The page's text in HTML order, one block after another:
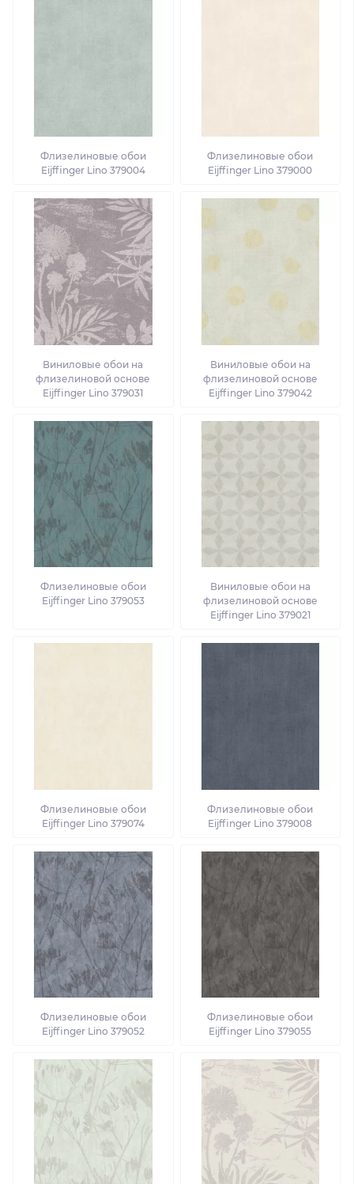
Флизелиновые обои
Eijffinger Lino 379004
Флизелиновые обои
Eijffinger Lino 379000
Виниловые обои на
флизелиновой основе
Eijffinger Lino 379031
Виниловые обои на
флизелиновой основе
Eijffinger Lino 379042
Флизелиновые обои
Eijffinger Lino 379053
Виниловые обои на
флизелиновой основе
Eijffinger Lino 379021
Флизелиновые обои
Eijffinger Lino 379074
Флизелиновые обои
Eijffinger Lino 379008
Флизелиновые обои
Eijffinger Lino 379052
Флизелиновые обои
Eijffinger Lino 379055